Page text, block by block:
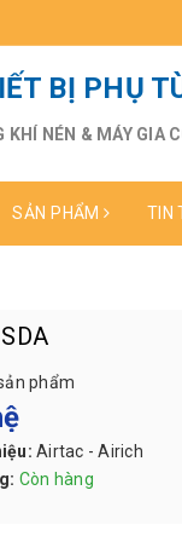
BỊ PHỤ
NÉN & MÁY GIA
SẢN PHẨM TIN
phẩm
Airtac - Airich
Còn hàng